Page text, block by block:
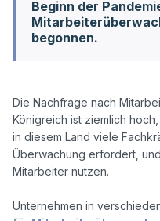
Beginn der
begonnen.
Die Nachfrage nach
Königreich ist ziemlich
in diesem Land viele
Überwachung erfordert,
Mitarbeiter nutzen.
Unternehmen in